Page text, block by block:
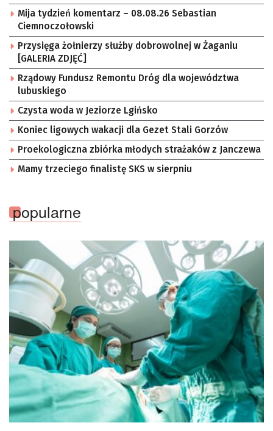
Mija tydzień komentarz – 08.08.26 Sebastian
Ciemnoczołowski
Przysięga żołnierzy służby dobrowolnej w Żaganiu
[GALERIA ZDJĘĆ]
Rządowy Fundusz Remontu Dróg dla województwa
lubuskiego
Czysta woda w Jeziorze Lgińsko
Koniec ligowych wakacji dla Gezet Stali Gorzów
Proekologiczna zbiórka młodych strażaków z Janczewa
Mamy trzeciego finalistę SKS w sierpniu
popularne